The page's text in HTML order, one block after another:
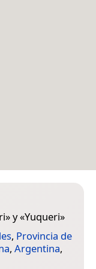
» y «Yuqueri»
, Provincia de
, Argentina,